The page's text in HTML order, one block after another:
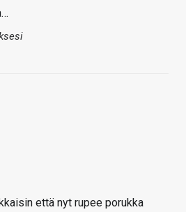
että nyt rupee porukka